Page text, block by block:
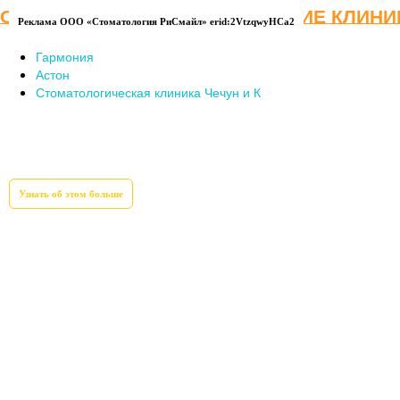
ОБРАТИТЕ ВНИМАНИЕ НА ДРУГИЕ
Гармония
Астон
Стоматологическая клиника Чечун и К
Реклама ООО «Стоматология РиСмайл» erid:2VtzqwyHCa2
Узнать об этом больше